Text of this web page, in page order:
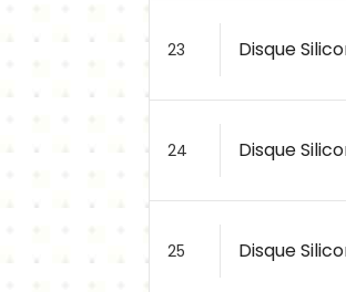
23 Disque
24 Disque
25 Disque